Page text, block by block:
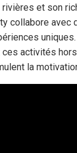
et son
collabore avec
activités
la